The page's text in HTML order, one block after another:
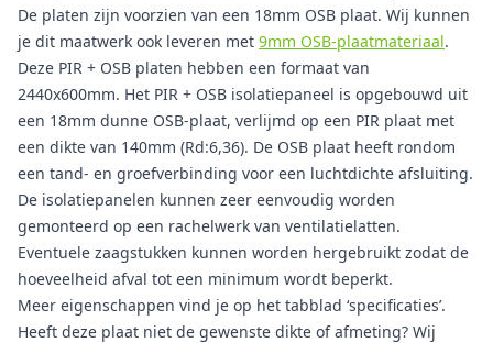
De platen zijn voorzien van een 18mm OSB plaat. Wij kunnen
je dit maatwerk ook leveren met 9mm OSB-plaatmateriaal.
Deze PIR + OSB platen hebben een formaat van
2440x600mm. Het PIR + OSB isolatiepaneel is opgebouwd uit
een 18mm dunne OSB-plaat, verlijmd op een PIR plaat met
een dikte van 140mm (Rd:6,36). De OSB plaat heeft rondom
een tand- en groefverbinding voor een luchtdichte afsluiting.
De isolatiepanelen kunnen zeer eenvoudig worden
gemonteerd op een rachelwerk van ventilatielatten.
Eventuele zaagstukken kunnen worden hergebruikt zodat de
hoeveelheid afval tot een minimum wordt beperkt.
Meer eigenschappen vind je op het tabblad ‘specificaties’.
Heeft deze plaat niet de gewenste dikte of afmeting? Wij